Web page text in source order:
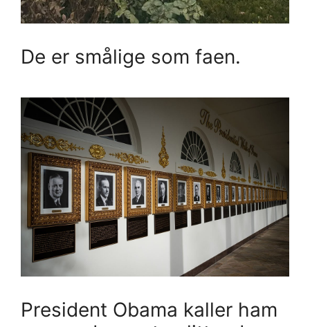
De er smålige som faen.
President Obama kaller ham